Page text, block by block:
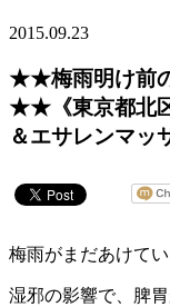
2015.09.23
★★梅雨明け前
★★《東京都北
＆エサレンマッ
梅雨がまだあけて
湿邪の影響で、脾